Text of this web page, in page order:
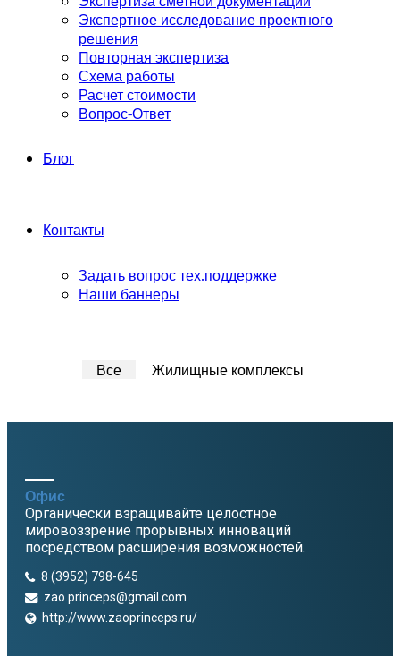
Экспертное исследование проектного
решения
Повторная экспертиза
Схема работы
Расчет стоимости
Вопрос-Ответ
Блог
Контакты
Задать вопрос тех.поддержке
Наши баннеры
Все Жилищные комплексы
Офис
Органически взращивайте целостное
мировоззрение прорывных инноваций
посредством расширения возможностей.
8 (3952) 798-645
zao.princeps@gmail.com
http://www.zaoprinceps.ru/